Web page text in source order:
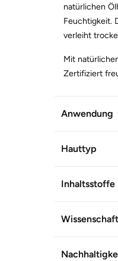
natürlichen
Feuchtigkeit.
verleiht
Mit
Zertifiziert
WEITERE
Anwendung
Hauttyp
Inhaltsstoffe